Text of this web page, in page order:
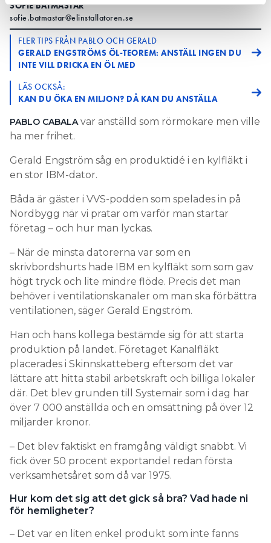
SOFIE BÅTMÄSTAR
sofie.batmastar@elinstallatoren.se
FLER TIPS FRÅN PABLO OCH GERALD
GERALD ENGSTRÖMS ÖL-TEOREM: ANSTÄLL INGEN DU
INTE VILL DRICKA EN ÖL MED
LÄS OCKSÅ:
KAN DU ÖKA EN MILJON? DÅ KAN DU ANSTÄLLA
PABLO CABALAvar anställd som rörmokare men ville
ha mer frihet.
Gerald Engström såg en produktidé i en kylfläkt i
en stor IBM-dator.
Båda är gäster i VVS-podden som spelades in på
Nordbygg när vi pratar om varför man startar
företag – och hur man lyckas.
– När de minsta datorerna var som en
skrivbordshurts hade IBM en kylfläkt som som gav
högt tryck och lite mindre flöde. Precis det man
behöver i ventilationskanaler om man ska förbättra
ventilationen, säger Gerald Engström.
Han och hans kollega bestämde sig för att starta
produktion på landet. Företaget Kanalfläkt
placerades i Skinnskatteberg eftersom det var
lättare att hitta stabil arbetskraft och billiga lokaler
där. Det blev grunden till Systemair som i dag har
över 7 000 anställda och en omsättning på över 12
miljarder kronor.
– Det blev faktiskt en framgång väldigt snabbt. Vi
fick över 50 procent exportandel redan första
verksamhetsåret som då var 1975.
Hur kom det sig att det gick så bra? Vad hade ni
för hemligheter?
– Det var en liten enkel produkt som inte fanns